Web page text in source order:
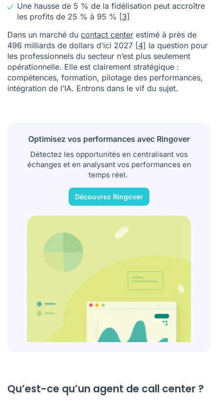
Une hausse de 5 % de la fidélisation peut accroître
les profits de 25 % à 95 % [3]
Dans un marché du contact center estimé à près de
496 milliards de dollars d’ici 2027 [4] la question pour
les professionnels du secteur n’est plus seulement
opérationnelle. Elle est clairement stratégique :
compétences, formation, pilotage des performances,
intégration de l’IA. Entrons dans le vif du sujet.
Optimisez vos performances avec Ringover
Détectez les opportunités en centralisant vos
échanges et en analysant vos performances en
temps réel.
Découvrez Ringover
Qu’est-ce qu’un agent de call center ?